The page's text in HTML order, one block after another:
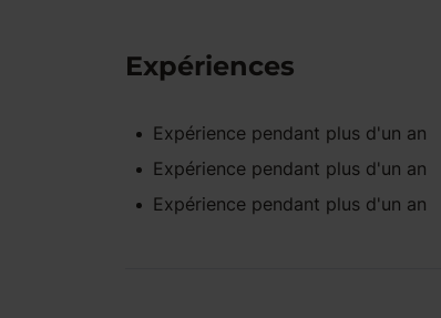
Expériences
Expérience pendant plus d'un an
Expérience pendant plus d'un an
Expérience pendant plus d'un an